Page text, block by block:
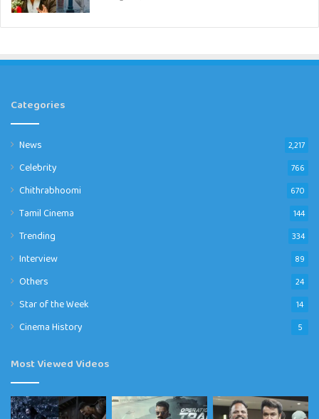
Categories
News 2,217
Celebrity 766
Chithrabhoomi 670
Tamil Cinema 144
Trending 334
Interview 89
Others 24
Star of the Week 14
Cinema History 5
Most Viewed Videos